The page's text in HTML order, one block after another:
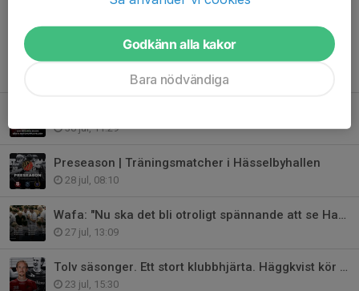
30 jul, 11:29
Preseason | Träningsmatcher i Hässelbyhallen
28 jul, 08:10
Wafa: "Nu ska det bli otroligt spännande att se Hawks 3.0"
27 jul, 13:09
Tolv säsonger. Ett stort klubbhjärta. Häggkvist kör vidare i Hawks.
23 jul, 15:30
Godkänn alla kakor
Bara nödvändiga